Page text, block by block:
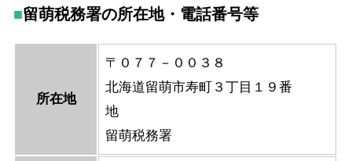
留萌税務署の所在地・電話番号等
所在地
〒０７７－００３８
北海道留萌市寿町３丁目１９番
地
留萌税務署